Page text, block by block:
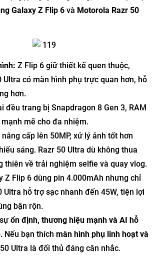
Galaxy Z Flip 6 và Motorola Razr 50
Z Flip 6 giữ thiết kế quen thuộc,
Ultra có màn hình phụ trực quan hơn, hỗ
hơn.
đều trang bị Snapdragon 8 Gen 3, RAM
mạnh mẽ cho đa nhiệm.
cấp lên 50MP, xử lý ảnh tốt hơn
sáng. Razr 50 Ultra dù không thua
thiên về trải nghiệm selfie và quay vlog.
Z Flip 6 dùng pin 4.000mAh nhưng chỉ
Ultra hỗ trợ sạc nhanh đến 45W, tiện lợi
bận rộn.
ổn định, thương hiệu mạnh và AI hỗ
Nếu bạn thích màn hình phụ linh hoạt và
Ultra là đối thủ đáng cân nhắc.